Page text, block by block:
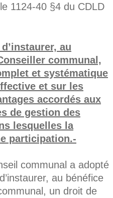
1124-40 §4 du CDLD
au
communal,
et systématique
et sur les
accordés aux
de gestion des
lesquelles la
participation.-
communal a adopté
au bénéfice
un droit de